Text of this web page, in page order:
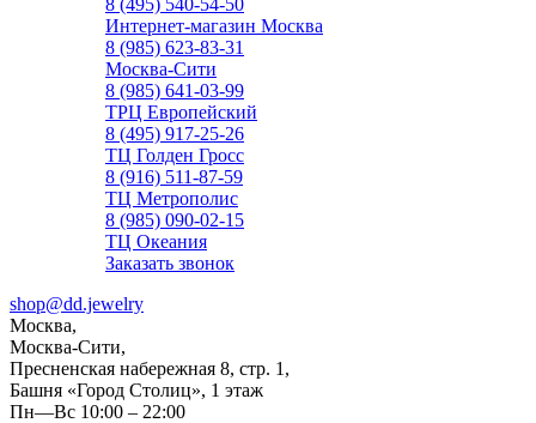
8 (495) 540-54-50
Интернет-магазин Москва
8 (985) 623-83-31
Москва-Сити
8 (985) 641-03-99
ТРЦ Европейский
8 (495) 917-25-26
ТЦ Голден Гросс
8 (916) 511-87-59
ТЦ Метрополис
8 (985) 090-02-15
ТЦ Океания
Заказать звонок
shop@dd.jewelry
Москва,
Москва-Сити,
Пресненская набережная 8, стр. 1,
Башня «Город Столиц», 1 этаж
Пн—Вс 10:00 – 22:00